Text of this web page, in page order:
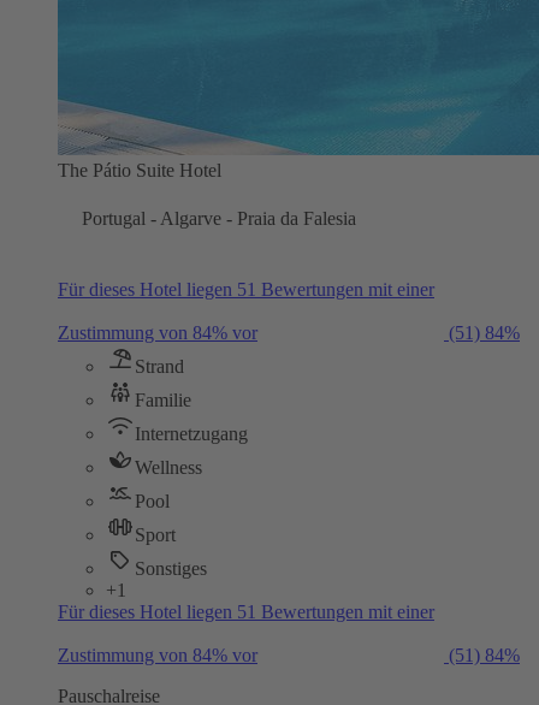
The Pátio Suite Hotel
Portugal - Algarve - Praia da Falesia
Für dieses Hotel liegen 51 Bewertungen mit einer
Zustimmung von 84% vor (51) 84%
Strand
Familie
Internetzugang
Wellness
Pool
Sport
Sonstiges
+1
Für dieses Hotel liegen 51 Bewertungen mit einer
Zustimmung von 84% vor (51) 84%
Pauschalreise